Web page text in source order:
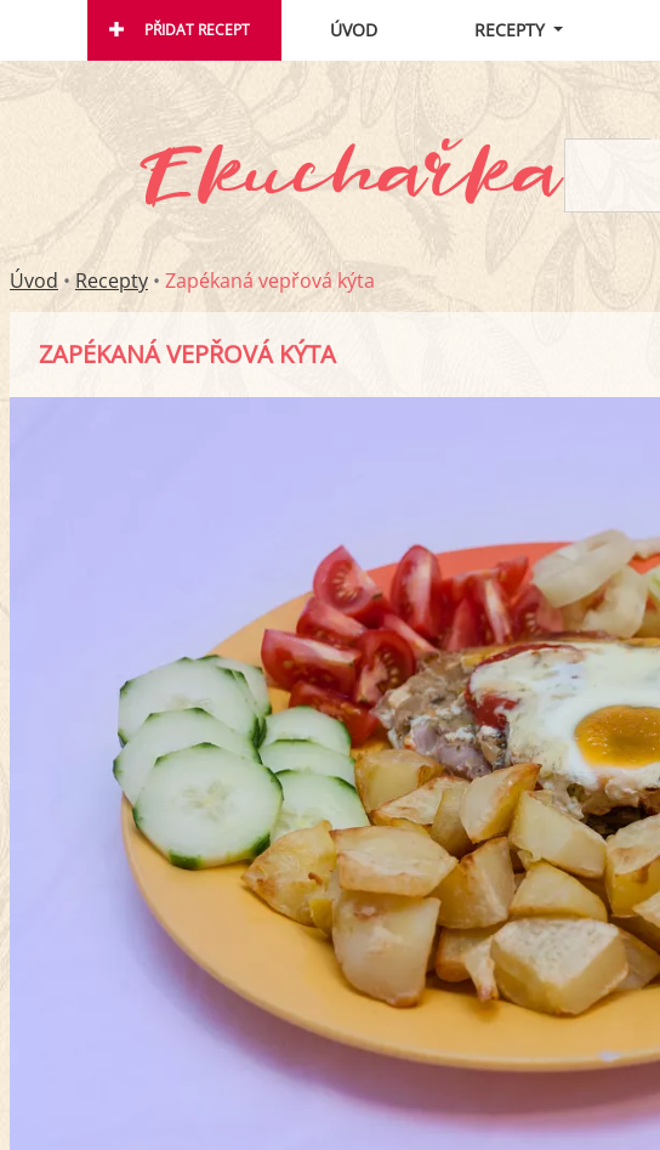
PŘIDAT RECEPT ÚVOD RECEPTY
Úvod • Recepty • Zapékaná vepřová kýta
ZAPÉKANÁ VEPŘOVÁ KÝTA